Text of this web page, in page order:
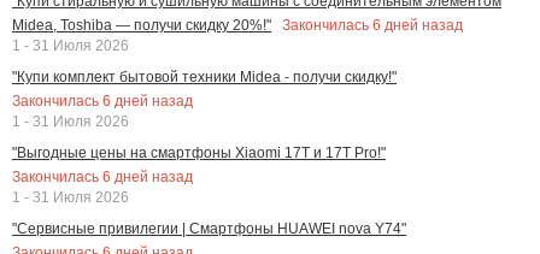
Midea, Toshiba — получи скидку 20%!"
Закончилась 6 дней назад
1 - 31 Июля 2026
"Купи комплект бытовой техники Midea - получи скидку!"
Закончилась 6 дней назад
1 - 31 Июля 2026
"Выгодные цены на смартфоны Xiaomi 17T и 17T Pro!"
Закончилась 6 дней назад
1 - 31 Июля 2026
"Сервисные привилегии | Смартфоны HUAWEI nova Y74"